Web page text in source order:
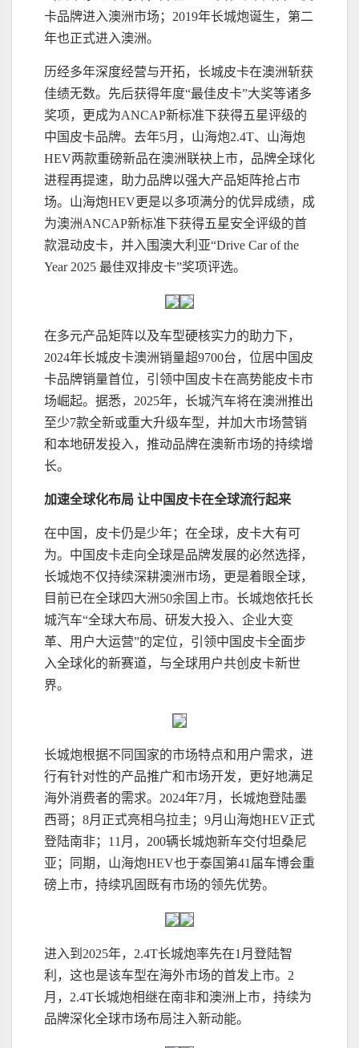
卡品牌进入澳洲市场；2019年长城炮诞生，第二
年也正式进入澳洲。
历经多年深度经营与开拓，长城皮卡在澳洲斩获
佳绩无数。先后获得年度“最佳皮卡”大奖等诸多
奖项，更成为ANCAP新标准下获得五星评级的
中国皮卡品牌。去年5月，山海炮2.4T、山海炮
HEV两款重磅新品在澳洲联袂上市，品牌全球化
进程再提速，助力品牌以强大产品矩阵抢占市
场。山海炮HEV更是以多项满分的优异成绩，成
为澳洲ANCAP新标准下获得五星安全评级的首
款混动皮卡，并入围澳大利亚“Drive Car of the
Year 2025 最佳双排皮卡”奖项评选。
在多元产品矩阵以及车型硬核实力的助力下，
2024年长城皮卡澳洲销量超9700台，位居中国皮
卡品牌销量首位，引领中国皮卡在高势能皮卡市
场崛起。据悉，2025年，长城汽车将在澳洲推出
至少7款全新或重大升级车型，并加大市场营销
和本地研发投入，推动品牌在澳新市场的持续增
长。
加速全球化布局 让中国皮卡在全球流行起来
在中国，皮卡仍是少年；在全球，皮卡大有可
为。中国皮卡走向全球是品牌发展的必然选择，
长城炮不仅持续深耕澳洲市场，更是着眼全球，
目前已在全球四大洲50余国上市。长城炮依托长
城汽车“全球大布局、研发大投入、企业大变
革、用户大运营”的定位，引领中国皮卡全面步
入全球化的新赛道，与全球用户共创皮卡新世
界。
长城炮根据不同国家的市场特点和用户需求，进
行有针对性的产品推广和市场开发，更好地满足
海外消费者的需求。2024年7月，长城炮登陆墨
西哥；8月正式亮相乌拉圭；9月山海炮HEV正式
登陆南非；11月，200辆长城炮新车交付坦桑尼
亚；同期，山海炮HEV也于泰国第41届车博会重
磅上市，持续巩固既有市场的领先优势。
进入到2025年，2.4T长城炮率先在1月登陆智
利，这也是该车型在海外市场的首发上市。2
月，2.4T长城炮相继在南非和澳洲上市，持续为
品牌深化全球市场布局注入新动能。